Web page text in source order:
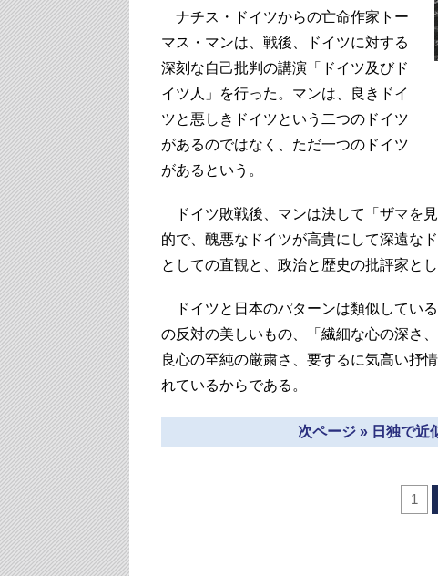
ナチス・ドイツからの亡命作家トー
マス・マンは、戦後、ドイツに対する
深刻な自己批判の講演「ドイツ及びド
イツ人」を行った。マンは、良きドイ
ツと悪しきドイツという二つのドイツ
があるのではなく、ただ一つのドイツ
があるという。
ドイツ敗戦後、マンは決して「ザマを
的で、醜悪なドイツが高貴にして深遠な
としての直観と、政治と歴史の批評家と
ドイツと日本のパターンは類似してい
の反対の美しいもの、「繊細な心の深さ
良心の至純の厳粛さ、要するに気高い抒
れているからである。
次ページ » 日独で近
1